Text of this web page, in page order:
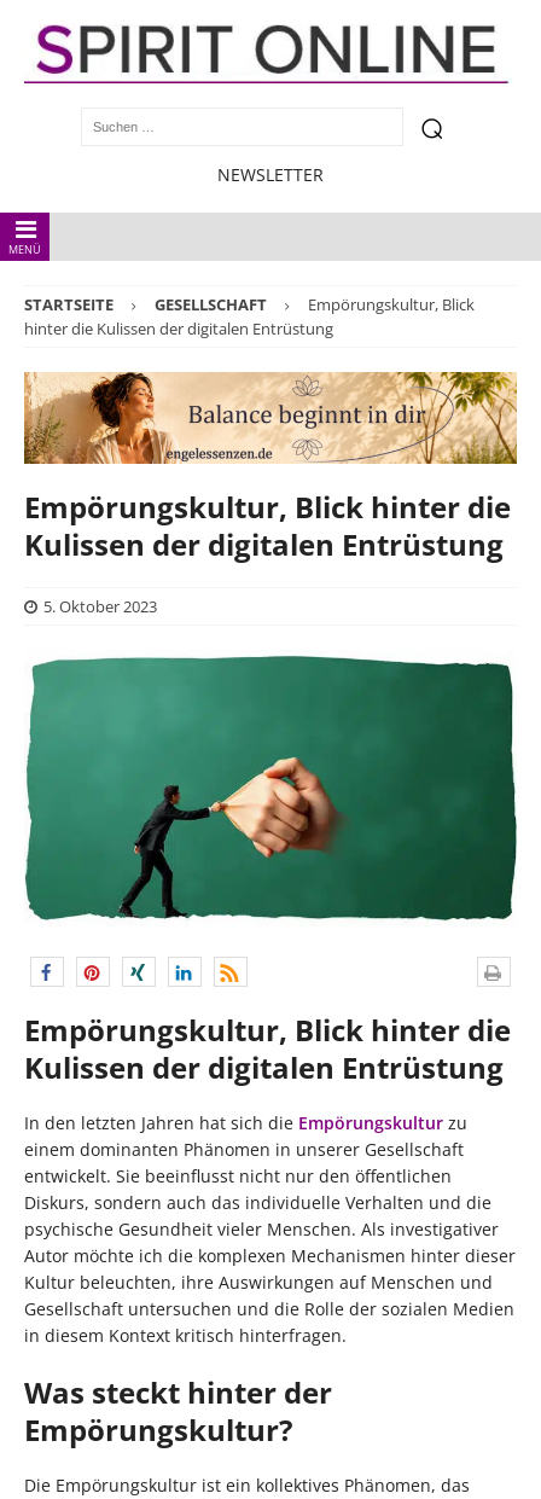
NEWSLETTER
MENÜ
STARTSEITE GESELLSCHAFT
Empörungskultur, Blick
hinter die Kulissen der digitalen Entrüstung
Empörungskultur, Blick hinter die
Kulissen der digitalen Entrüstung
5. Oktober 2023
Empörungskultur, Blick hinter die
Kulissen der digitalen Entrüstung
In den letzten Jahren hat sich die Empörungskultur zu
einem dominanten Phänomen in unserer Gesellschaft
entwickelt. Sie beeinflusst nicht nur den öffentlichen
Diskurs, sondern auch das individuelle Verhalten und die
psychische Gesundheit vieler Menschen. Als investigativer
Autor möchte ich die komplexen Mechanismen hinter dieser
Kultur beleuchten, ihre Auswirkungen auf Menschen und
Gesellschaft untersuchen und die Rolle der sozialen Medien
in diesem Kontext kritisch hinterfragen.
Was steckt hinter der
Empörungskultur?
Die Empörungskultur ist ein kollektives Phänomen, das